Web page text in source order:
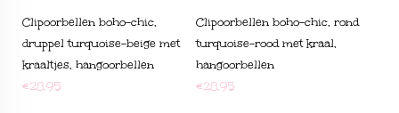
Clipoorbellen boho-chic,
druppel turquoise-beige met
kraaltjes, hangoorbellen
€28,95
Clipoorbellen boho-chic, rond
turquoise-rood met kraal,
hangoorbellen
€28,95